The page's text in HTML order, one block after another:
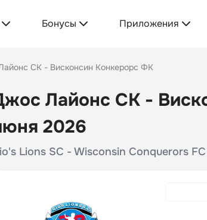
Бонусы Приложения
СК - Висконсин Конкерорс ФК
Лайонс СК -
2026
Lions SC - Wisconsin Conquerors FC